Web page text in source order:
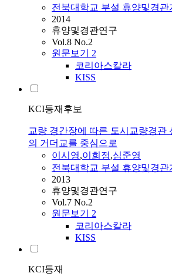
전북대학교 부설 휴양및경관
2014
휴양및경관연구
Vol.8 No.2
원문보기 2
코리아스칼라
KISS
KCI등재후보
교량 경간장에 따른 도시교량경관
의 거더교를 중심으로
이시영,이희정,심준영
전북대학교 부설 휴양및경관
2013
휴양및경관연구
Vol.7 No.2
원문보기 2
코리아스칼라
KISS
KCI등재